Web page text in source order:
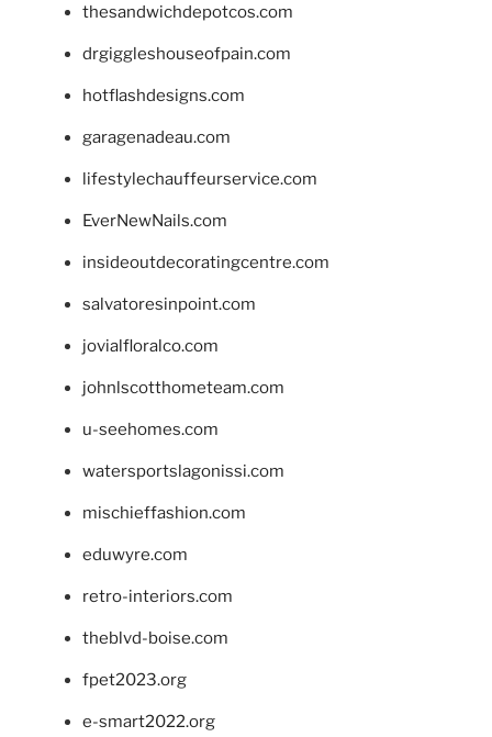
thesandwichdepotcos.com
drgiggleshouseofpain.com
hotflashdesigns.com
garagenadeau.com
lifestylechauffeurservice.com
EverNewNails.com
insideoutdecoratingcentre.com
salvatoresinpoint.com
jovialfloralco.com
johnlscotthometeam.com
u-seehomes.com
watersportslagonissi.com
mischieffashion.com
eduwyre.com
retro-interiors.com
theblvd-boise.com
fpet2023.org
e-smart2022.org